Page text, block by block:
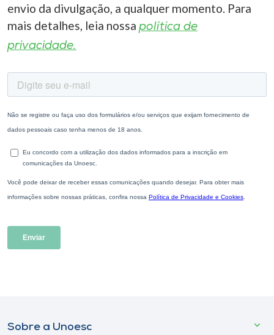
envio da divulgação, a qualquer momento. Para
mais detalhes, leia nossa política de
privacidade.
Sobre a Unoesc